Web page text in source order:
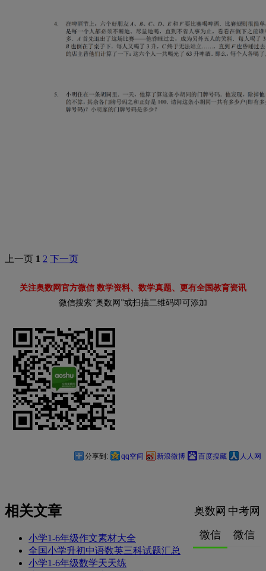
上一页 1 2 下一页
关注奥数网官方微信 数学资料、数学真题、更有全国教育资讯
微信搜索“奥数网”或扫描二维码即可添加
分享到: qq空间 新浪微博 百度搜藏 人人网
相关文章
小学1-6年级作文素材大全
全国小学升初中语数英三科试题汇总
小学1-6年级数学天天练
奥数网
微信
中考网
微信